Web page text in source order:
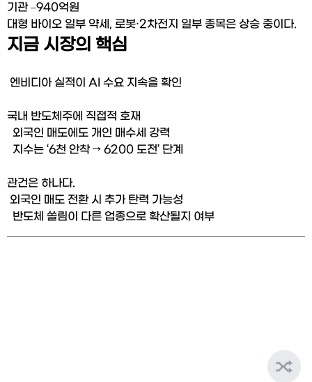
기관 –940억원
대형 바이오 일부 약세, 로봇·2차전지 일부 종목은 상승 중이다.
지금 시장의 핵심
엔비디아 실적이 AI 수요 지속을 확인
국내 반도체주에 직접적 호재
  외국인 매도에도 개인 매수세 강력
  지수는 ‘6천 안착 → 6200 도전’ 단계
관건은 하나다.
외국인 매도 전환 시 추가 탄력 가능성
  반도체 쏠림이 다른 업종으로 확산될지 여부